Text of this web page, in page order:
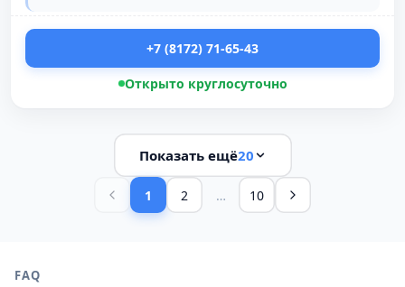
+7 (8172) 71-65-43
Открыто круглосуточно
Показать ещё20
1 2 … 10
FAQ